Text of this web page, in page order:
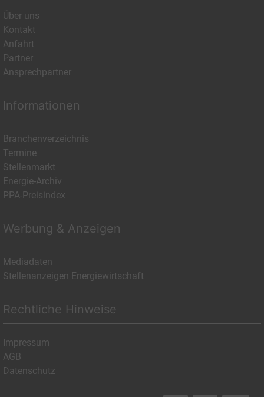
Über uns
Kontakt
Anfahrt
Partner
Ansprechpartner
Informationen
Branchenverzeichnis
Termine
Stellenmarkt
Energie-Archiv
PPA-Preisindex
Werbung & Anzeigen
Mediadaten
Stellenanzeigen Energiewirtschaft
Rechtliche Hinweise
Impressum
AGB
Datenschutz